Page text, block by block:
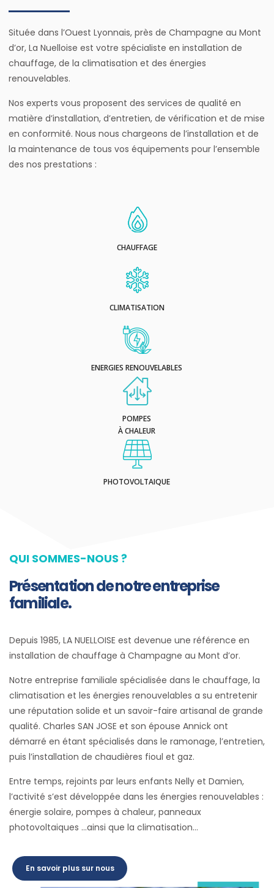
Située dans l’Ouest Lyonnais, près de Champagne au Mont
d’or, La Nuelloise est votre spécialiste en installation de
chauffage, de la climatisation et des énergies
renouvelables.
Nos experts vous proposent des services de qualité en
matière d’installation, d’entretien, de vérification et de mise
en conformité. Nous nous chargeons de l’installation et de
la maintenance de tous vos équipements pour l’ensemble
des nos prestations :
CHAUFFAGE
CLIMATISATION
ENERGIES RENOUVELABLES
POMPES
À CHALEUR
PHOTOVOLTAIQUE
QUI SOMMES-NOUS ?
Présentation de notre entreprise
familiale.
Depuis 1985, LA NUELLOISE est devenue une référence en
installation de chauffage à Champagne au Mont d’or.
Notre entreprise familiale spécialisée dans le chauffage, la
climatisation et les énergies renouvelables a su entretenir
une réputation solide et un savoir-faire artisanal de grande
qualité. Charles SAN JOSE et son épouse Annick ont
démarré en étant spécialisés dans le ramonage, l’entretien,
puis l’installation de chaudières fioul et gaz.
Entre temps, rejoints par leurs enfants Nelly et Damien,
l’activité s’est développée dans les énergies renouvelables :
énergie solaire, pompes à chaleur, panneaux
photovoltaiques …ainsi que la climatisation…
En savoir plus sur nous